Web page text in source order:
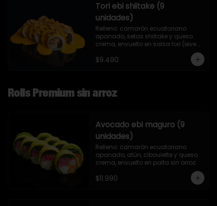
Tori ebi shiitake (9
unidades)
Relleno: camarón ecuatoriano
apanado, setas shiitake y queso
crema, envuelto en salsa tori (leve
$9.490
Rolls Premium sin arroz
Avocado ebi maguro (9
unidades)
Relleno: camarón ecuatoriano
apanado, atún, ciboulette y queso
crema, envuelto en palta sin arroz.
$11.990